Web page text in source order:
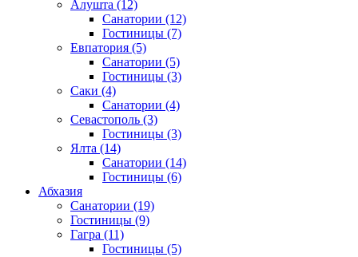
Алушта (12)
Санатории (12)
Гостиницы (7)
Евпатория (5)
Санатории (5)
Гостиницы (3)
Саки (4)
Санатории (4)
Севастополь (3)
Гостиницы (3)
Ялта (14)
Санатории (14)
Гостиницы (6)
Абхазия
Санатории (19)
Гостиницы (9)
Гагра (11)
Гостиницы (5)